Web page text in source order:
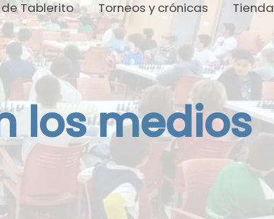
de Tablerito Torneos y crónicas Tienda
los medios